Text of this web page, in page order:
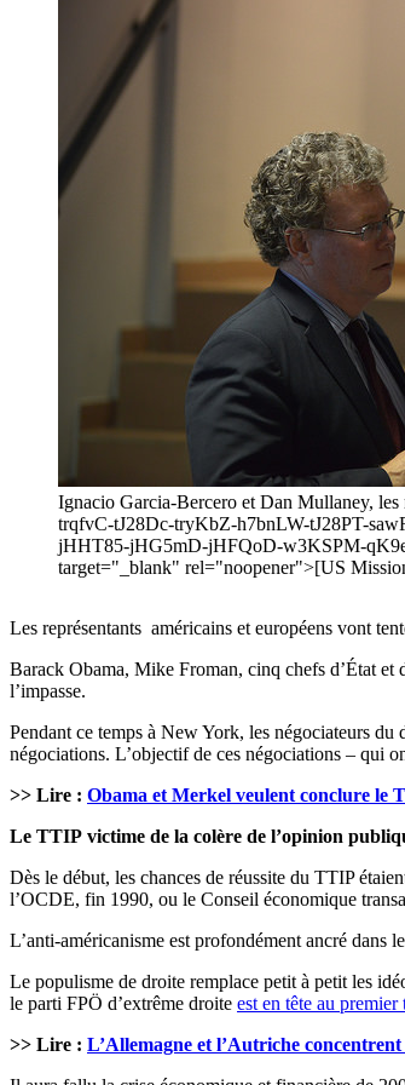
Ignacio Garcia-Bercero et Dan Mullaney,
trqfvC-tJ28Dc-tryKbZ-h7bnLW-tJ28PT-
jHHT85-jHG5mD-jHFQoD-w3KSPM-
target="_blank" rel="noopener">[US
Les représentants américains et européens vont
Barack Obama, Mike Froman, cinq chefs d’État et
l’impasse.
Pendant ce temps à New York, les négociateurs
négociations. L’objectif de ces négociations – qui
>> Lire : Obama et Merkel veulent conclure le
Le TTIP victime de la colère de l’opinion
Dès le début, les chances de réussite du TTIP
l’OCDE, fin 1990, ou le Conseil économique
L’anti-américanisme est profondément ancré dans
Le populisme de droite remplace petit à petit les
le parti FPÖ d’extrême droite est en tête au
>> Lire : L’Allemagne et l’Autriche